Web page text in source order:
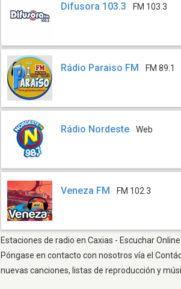
Difusora 103.3 FM 103.3
Rádio Paraiso FM FM 89.1
Rádio Nordeste Web
Veneza FM FM 102.3
Estaciones de radio en Caxias - Escuchar
Póngase en contacto con nosotros vía el
nuevas canciones, listas de reproducción y